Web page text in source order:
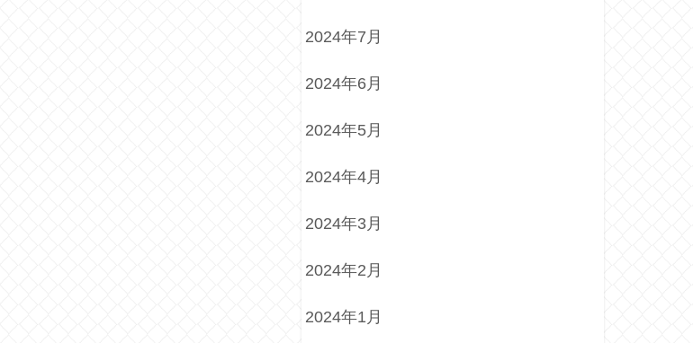
2024年7月
2024年6月
2024年5月
2024年4月
2024年3月
2024年2月
2024年1月